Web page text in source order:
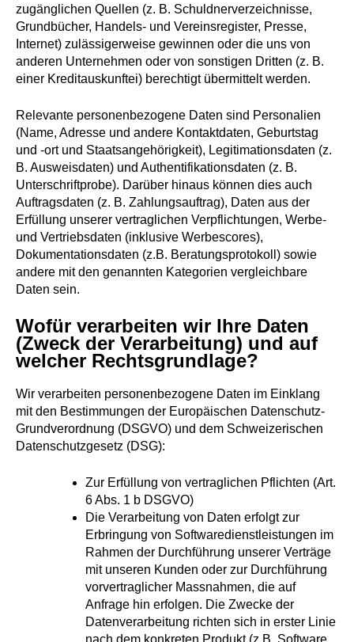
zugänglichen Quellen (z. B. Schuldnerverzeichnisse,
Grundbücher, Handels- und Vereinsregister, Presse,
Internet) zulässigerweise gewinnen oder die uns von
anderen Unternehmen oder von sonstigen Dritten (z. B.
einer Kreditauskunftei) berechtigt übermittelt werden.
Relevante personenbezogene Daten sind Personalien
(Name, Adresse und andere Kontaktdaten, Geburtstag
und -ort und Staatsangehörigkeit), Legitimationsdaten (z.
B. Ausweisdaten) und Authentifikationsdaten (z. B.
Unterschriftprobe). Darüber hinaus können dies auch
Auftragsdaten (z. B. Zahlungsauftrag), Daten aus der
Erfüllung unserer vertraglichen Verpflichtungen, Werbe-
und Vertriebsdaten (inklusive Werbescores),
Dokumentationsdaten (z.B. Beratungsprotokoll) sowie
andere mit den genannten Kategorien vergleichbare
Daten sein.
Wofür verarbeiten wir Ihre Daten
(Zweck der Verarbeitung) und auf
welcher Rechtsgrundlage?
Wir verarbeiten personenbezogene Daten im Einklang
mit den Bestimmungen der Europäischen Datenschutz-
Grundverordnung (DSGVO) und dem Schweizerischen
Datenschutzgesetz (DSG):
Zur Erfüllung von vertraglichen Pflichten (Art.
6 Abs. 1 b DSGVO)
Die Verarbeitung von Daten erfolgt zur
Erbringung von Softwaredienstleistungen im
Rahmen der Durchführung unserer Verträge
mit unseren Kunden oder zur Durchführung
vorvertraglicher Massnahmen, die auf
Anfrage hin erfolgen. Die Zwecke der
Datenverarbeitung richten sich in erster Linie